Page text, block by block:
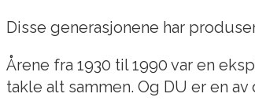
Disse generasjonene har
Årene fra 1930 til 1990 var en
takle alt sammen. Og DU er en av